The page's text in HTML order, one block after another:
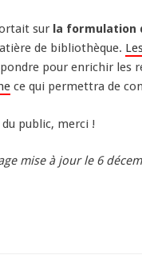
sur la formulation
de bibliothèque.
pour enrichir les
ce qui permettra de
public, merci !
mise à jour le 6